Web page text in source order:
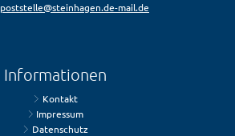
poststelle@steinhagen.de-mail.de
Informationen
Kontakt
Impressum
Datenschutz